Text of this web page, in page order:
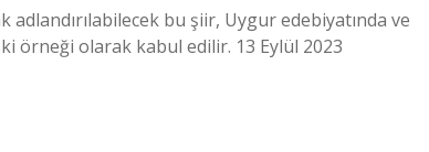
adlandırılabilecek bu şiir, Uygur edebiyatında ve
örneği olarak kabul edilir. 13 Eylül 2023